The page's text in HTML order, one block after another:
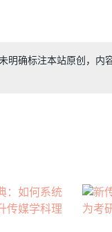
明确标注本站原创，内